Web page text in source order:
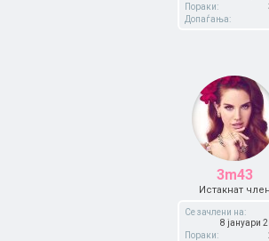
Пораки:
Допаѓања:
3m43
Истакнат член
Се зачлени на:
8 јануари
Пораки: